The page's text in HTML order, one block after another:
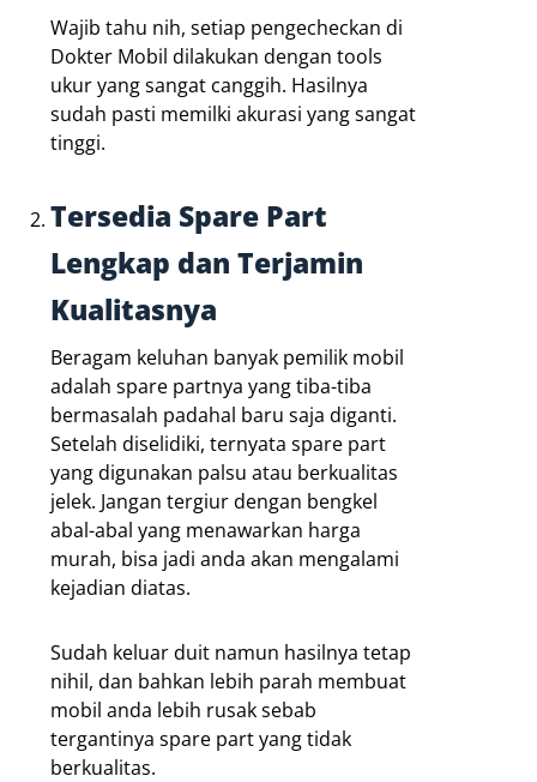
Wajib tahu nih, setiap pengecheckan di
Dokter Mobil dilakukan dengan tools
ukur yang sangat canggih. Hasilnya
sudah pasti memilki akurasi yang sangat
tinggi.
Tersedia Spare Part
Lengkap dan Terjamin
Kualitasnya
Beragam keluhan banyak pemilik mobil
adalah spare partnya yang tiba-tiba
bermasalah padahal baru saja diganti.
Setelah diselidiki, ternyata spare part
yang digunakan palsu atau berkualitas
jelek. Jangan tergiur dengan bengkel
abal-abal yang menawarkan harga
murah, bisa jadi anda akan mengalami
kejadian diatas.
Sudah keluar duit namun hasilnya tetap
nihil, dan bahkan lebih parah membuat
mobil anda lebih rusak sebab
tergantinya spare part yang tidak
berkualitas.